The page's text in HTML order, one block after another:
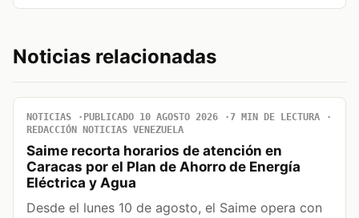
Noticias relacionadas
NOTICIAS PUBLICADO 10 AGOSTO 2026
7 MIN DE LECTURA
REDACCIÓN NOTICIAS VENEZUELA
Saime recorta horarios de atención en
Caracas por el Plan de Ahorro de Energía
Eléctrica y Agua
Desde el lunes 10 de agosto, el Saime opera con